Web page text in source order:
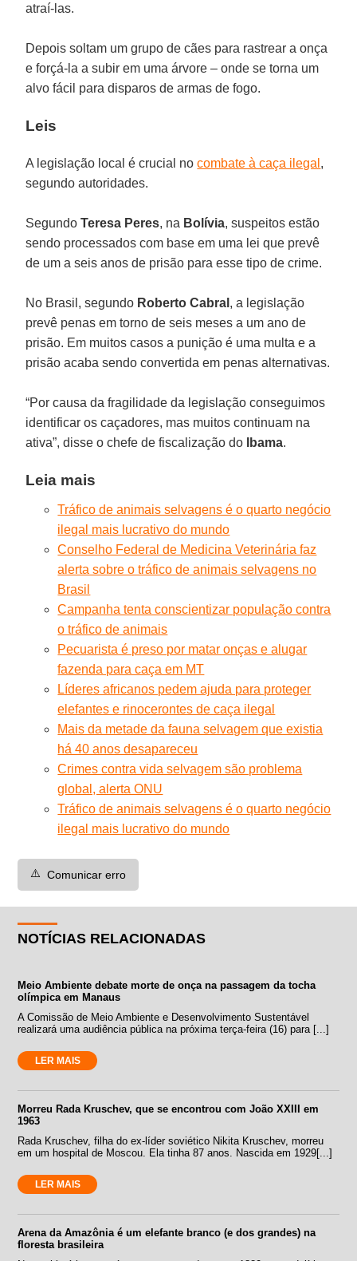
atraí-las.
Depois soltam um grupo de cães para rastrear a onça
e forçá-la a subir em uma árvore – onde se torna um
alvo fácil para disparos de armas de fogo.
Leis
A legislação local é crucial nocombate à caça ilegal ,
segundo autoridades.
SegundoTeresa Peres, na Bolívia, suspeitos estão
sendo processados com base em uma lei que prevê
de um a seis anos de prisão para esse tipo de crime.
No Brasil, segundo Roberto Cabral , a legislação
prevê penas em torno de seis meses a um ano de
prisão. Em muitos casos a punição é uma multa e a
prisão acaba sendo convertida em penas alternativas.
“Por causa da fragilidade da legislação conseguimos
identificar os caçadores, mas muitos continuam na
ativa”, disse o chefe de fiscalização do
Ibama.
Leia mais
Tráfico de animais selvagens é o quarto negócio
ilegal mais lucrativo do mundo
Conselho Federal de Medicina Veterinária faz
alerta sobre o tráfico de animais selvagens no
Brasil
Campanha tenta conscientizar população contra
o tráfico de animais
Pecuarista é preso por matar onças e alugar
fazenda para caça em MT
Líderes africanos pedem ajuda para proteger
elefantes e rinocerontes de caça ilegal
Mais da metade da fauna selvagem que existia
há 40 anos desapareceu
Crimes contra vida selvagem são problema
global, alerta ONU
Tráfico de animais selvagens é o quarto negócio
ilegal mais lucrativo do mundo
⚠️ Comunicar erro
NOTÍCIAS RELACIONADAS
Meio Ambiente debate morte de onça na passagem da tocha
olímpica em Manaus
A Comissão de Meio Ambiente e Desenvolvimento Sustentável
realizará uma audiência pública na próxima terça-feira (16) para [...]
LER MAIS
Morreu Rada Kruschev, que se encontrou com João XXIII em
1963
Rada Kruschev, filha do ex-líder soviético Nikita Kruschev, morreu
em um hospital de Moscou. Ela tinha 87 anos. Nascida em 1929[...]
LER MAIS
Arena da Amazônia é um elefante branco (e dos grandes) na
floresta brasileira